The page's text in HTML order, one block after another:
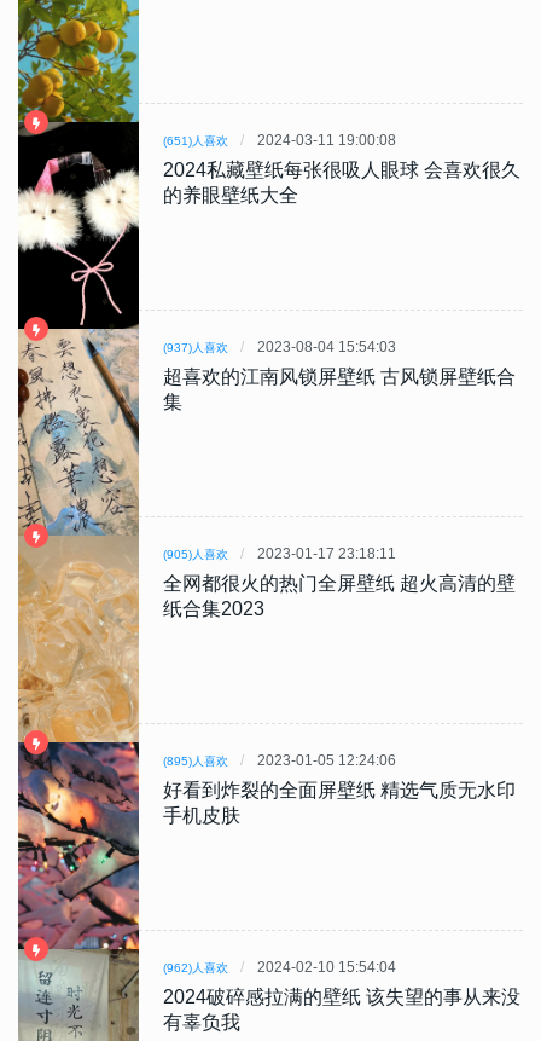
(651)人喜欢 2024-03-11 19:00:08
2024私藏壁纸每张很吸人眼球 会喜欢很久
的养眼壁纸大全
(937)人喜欢 2023-08-04 15:54:03
超喜欢的江南风锁屏壁纸 古风锁屏壁纸合
集
(905)人喜欢 2023-01-17 23:18:11
全网都很火的热门全屏壁纸 超火高清的壁
纸合集2023
(895)人喜欢 2023-01-05 12:24:06
好看到炸裂的全面屏壁纸 精选气质无水印
手机皮肤
(962)人喜欢 2024-02-10 15:54:04
2024破碎感拉满的壁纸 该失望的事从来没
有辜负我